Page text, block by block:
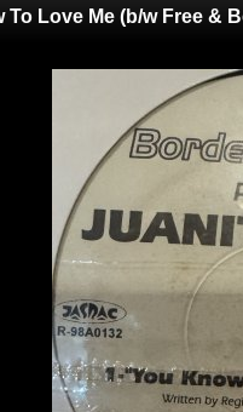
Love Me (b/w Free &